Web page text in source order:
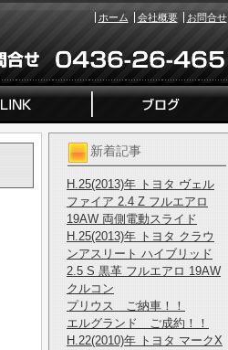
ホーム 会社概要 お問合せ
新着記事
H.25(2013)年 トヨタ ヴェル
ファイア 2.4 Z フルエアロ
19AW 両側電動スライド
H.25(2013)年 トヨタ クラウ
ンアスリート ハイブリッド
2.5 S 黒革 フルエアロ 19AW
クルコン
プリウス ご納車！！
エルグランド ご成約！！
H.22(2010)年 トヨタ マークX